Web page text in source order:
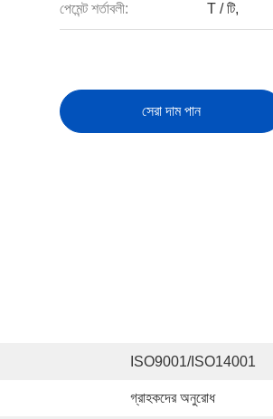
পেমেন্ট শর্তাবলী: T / টি,
সেরা দাম পান
ISO9001/ISO14001
গ্রাহকদের অনুরোধ